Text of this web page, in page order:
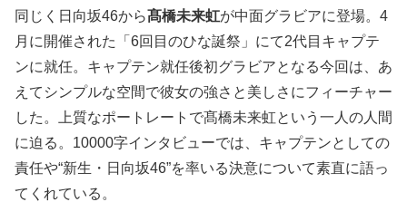
同じく日向坂46から髙橋未来虹が中面グラビアに登場。4
月に開催された「6回目のひな誕祭」にて2代目キャプテ
ンに就任。キャプテン就任後初グラビアとなる今回は、あ
えてシンプルな空間で彼女の強さと美しさにフィーチャー
した。上質なポートレートで髙橋未来虹という一人の人間
に迫る。10000字インタビューでは、キャプテンとしての
責任や“新生・日向坂46”を率いる決意について素直に語っ
てくれている。